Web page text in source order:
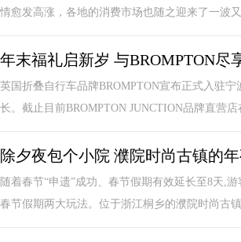
情愈发高涨，各地的消费市场也随之迎来了一波
年末福礼启新岁 与BROMPTON尽
英国折叠自行车品牌BROMPTON宣布正式入驻
长。截止目前BROMPTON JUNCTION品牌直营
除夕夜包个小院 濮院时尚古镇的
随着春节“申遗”成功、春节假期有效延长至8天,
春节假期两大玩法。位于浙江桐乡的濮院时尚古